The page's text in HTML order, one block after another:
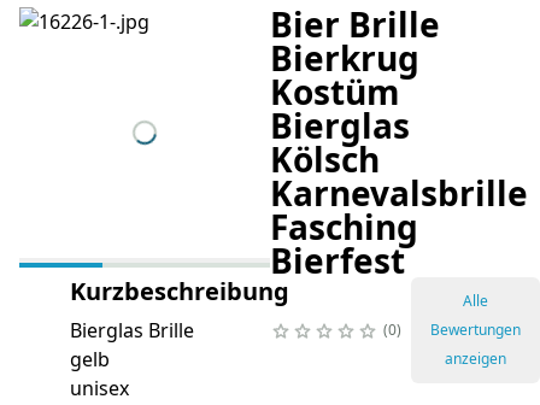
Kurzbeschreibung
Bierglas Brille
gelb
unisex
Bier Brille
Bierkrug
Kostüm
Bierglas
Kölsch
Karnevalsbrille
Fasching
Bierfest
0
Alle
Bewertungen
anzeigen